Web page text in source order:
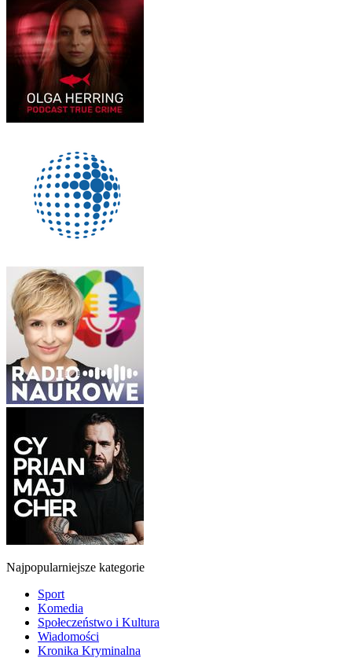
Najpopularniejsze kategorie
Sport
Komedia
Społeczeństwo i Kultura
Wiadomości
Kronika Kryminalna